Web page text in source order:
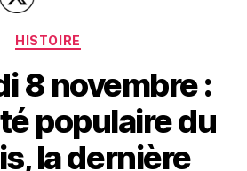
Catégories
HISTOIRE
8 novembre :
populaire du
la dernière